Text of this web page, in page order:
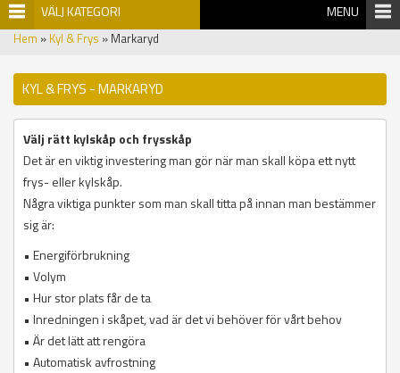
VÄLJ KATEGORI MENU
Hem » Kyl & Frys » Markaryd
KYL & FRYS - MARKARYD
Välj rätt kylskåp och frysskåp
Det är en viktig investering man gör när man skall köpa ett nytt
frys- eller kylskåp.
Några viktiga punkter som man skall titta på innan man bestämmer
sig är:
• Energiförbrukning
• Volym
• Hur stor plats får de ta
• Inredningen i skåpet, vad är det vi behöver för vårt behov
• Är det lätt att rengöra
• Automatisk avfrostning